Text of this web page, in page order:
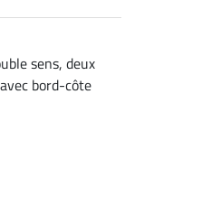
sens, deux
bord-côte